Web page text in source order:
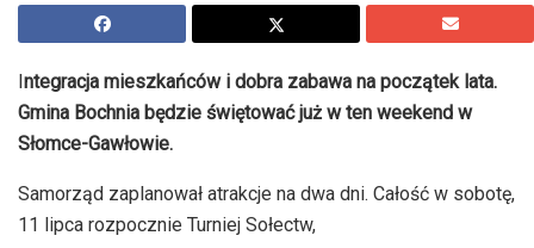
ntegracja mieszkańców i dobra zabawa na początek lata.
Gmina Bochnia będzie świętować już w ten weekend w
Słomce-Gawłowie.
Samorząd zaplanował atrakcje na dwa dni. Całość w sobotę,
11 lipca rozpocznie Turniej Sołectw,